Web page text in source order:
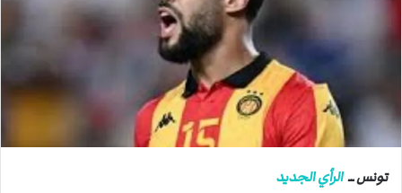
إ
ك
ر
تونس ــالرأي الجديد